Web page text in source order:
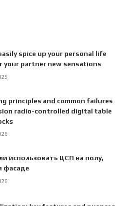
spice up your personal life
your partner new sensations
principles and common failures
radio-controlled digital table
использовать ЦСП на полу,
фасаде